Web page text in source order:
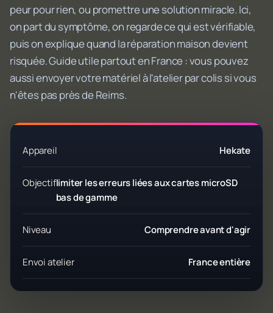
peur pour rien, ou promettre une solution miracle. Ici,
on part du symptôme, on regarde ce qui est vérifiable,
puis on explique quand la réparation maison devient
risquée. Guide utile partout en France : vous pouvez
aussi envoyer votre matériel à l'atelier par colis si vous
n'êtes pas près de Reims.
Appareil Hekate
Objectiflimiter les erreurs liées aux cartes microSD
bas de gamme
Niveau Comprendre avant d'agir
Envoi atelier France entière